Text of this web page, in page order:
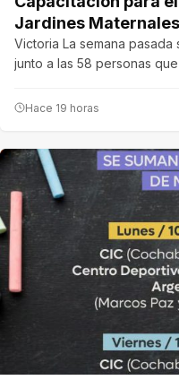
Jardines
Victoria La semana
junto a las 58 personas
Hace 19 horas